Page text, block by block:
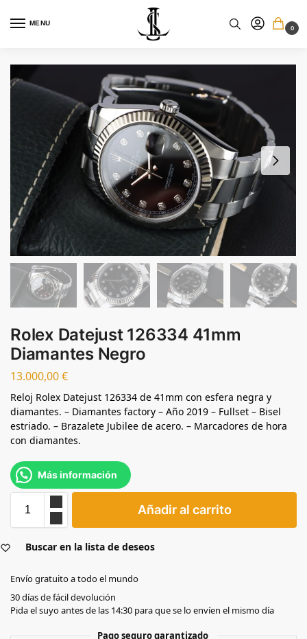
MENU
0
Rolex Datejust 126334 41mm
Diamantes Negro
13.000,00€
Reloj Rolex Datejust 126334 de 41mm con esfera negra y
diamantes. – Diamantes factory – Año 2019 – Fullset – Bisel
estriado. – Brazalete Jubilee de acero. – Marcadores de hora
con diamantes.
Más información
Añadir al carrito
Buscar en la lista de deseos
Envío gratuito a todo el mundo
30 días de fácil devolución
Pida el suyo antes de las 14:30 para que se lo envíen el mismo día
Pago seguro garantizado